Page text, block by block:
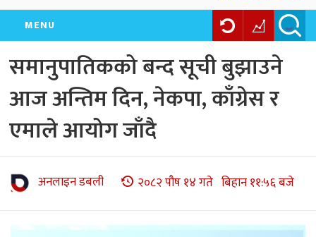
MENU
समानुपातिकको बन्द सूची बुझाउने
आज अन्तिम दिन, नेकपा, काँग्रेस र
एमाले आयोग जाँदै
अनलाइन डबली २०८२ पौष १४ गते बिहान ११:५६ बजे